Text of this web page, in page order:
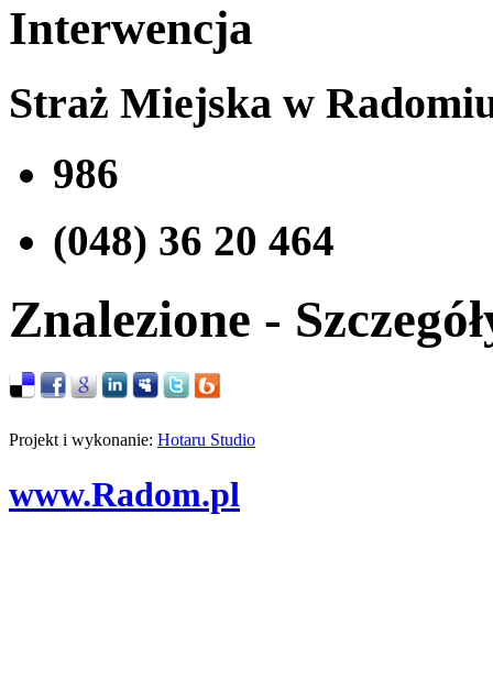
Interwencja
Straż Miejska w
986
(048) 36 20 464
Znalezione -
Projekt i wykonanie: Hotaru Studio
www.Radom.pl